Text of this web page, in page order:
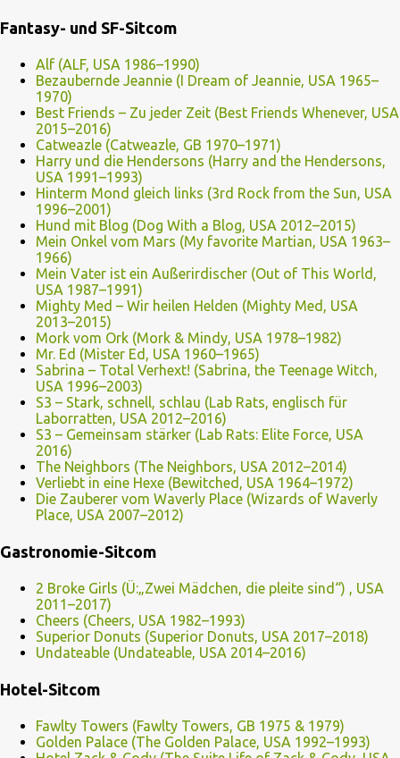
Fantasy- und SF-Sitcom
Alf (ALF, USA 1986–1990)
Bezaubernde Jeannie (I Dream of Jeannie, USA 1965–
1970)
Best Friends – Zu jeder Zeit (Best Friends Whenever, USA
2015–2016)
Catweazle (Catweazle, GB 1970–1971)
Harry und die Hendersons (Harry and the Hendersons,
USA 1991–1993)
Hinterm Mond gleich links (3rd Rock from the Sun, USA
1996–2001)
Hund mit Blog (Dog With a Blog, USA 2012–2015)
Mein Onkel vom Mars (My favorite Martian, USA 1963–
1966)
Mein Vater ist ein Außerirdischer (Out of This World,
USA 1987–1991)
Mighty Med – Wir heilen Helden (Mighty Med, USA
2013–2015)
Mork vom Ork (Mork & Mindy, USA 1978–1982)
Mr. Ed (Mister Ed, USA 1960–1965)
Sabrina – Total Verhext! (Sabrina, the Teenage Witch,
USA 1996–2003)
S3 – Stark, schnell, schlau (Lab Rats, englisch für
Laborratten, USA 2012–2016)
S3 – Gemeinsam stärker (Lab Rats: Elite Force, USA
2016)
The Neighbors (The Neighbors, USA 2012–2014)
Verliebt in eine Hexe (Bewitched, USA 1964–1972)
Die Zauberer vom Waverly Place (Wizards of Waverly
Place, USA 2007–2012)
Gastronomie-Sitcom
2 Broke Girls (Ü:„Zwei Mädchen, die pleite sind“) , USA
2011–2017)
Cheers (Cheers, USA 1982–1993)
Superior Donuts (Superior Donuts, USA 2017–2018)
Undateable (Undateable, USA 2014–2016)
Hotel-Sitcom
Fawlty Towers (Fawlty Towers, GB 1975 & 1979)
Golden Palace (The Golden Palace, USA 1992–1993)